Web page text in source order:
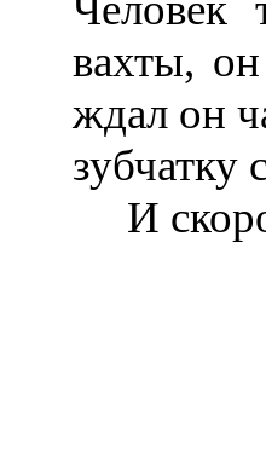
вахты,
ждал он
зубчатку
И скоро